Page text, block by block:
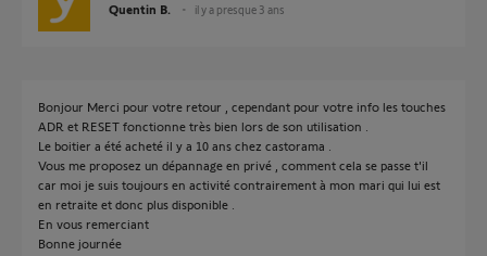
Quentin B. il y a presque 3 ans
Bonjour Merci pour votre retour , cependant pour votre info les touches
ADR et RESET fonctionne très bien lors de son utilisation .
Le boitier a été acheté il y a 10 ans chez castorama .
Vous me proposez un dépannage en privé , comment cela se passe t'il
car moi je suis toujours en activité contrairement à mon mari qui lui est
en retraite et donc plus disponible .
En vous remerciant
Bonne journée